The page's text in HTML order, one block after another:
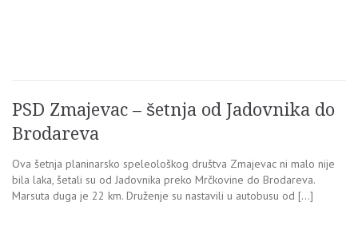
PSD Zmajevac – šetnja od Jadovnika do
Brodareva
Ova šetnja planinarsko speleološkog društva Zmajevac ni malo nije
bila laka, šetali su od Jadovnika preko Mrčkovine do Brodareva.
Marsuta duga je 22 km. Druženje su nastavili u autobusu od […]